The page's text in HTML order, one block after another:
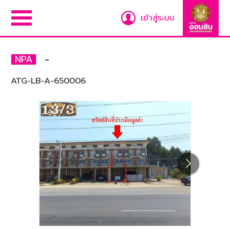
เข้าสู่ระบบ
NPA -
ATG-LB-A-650006